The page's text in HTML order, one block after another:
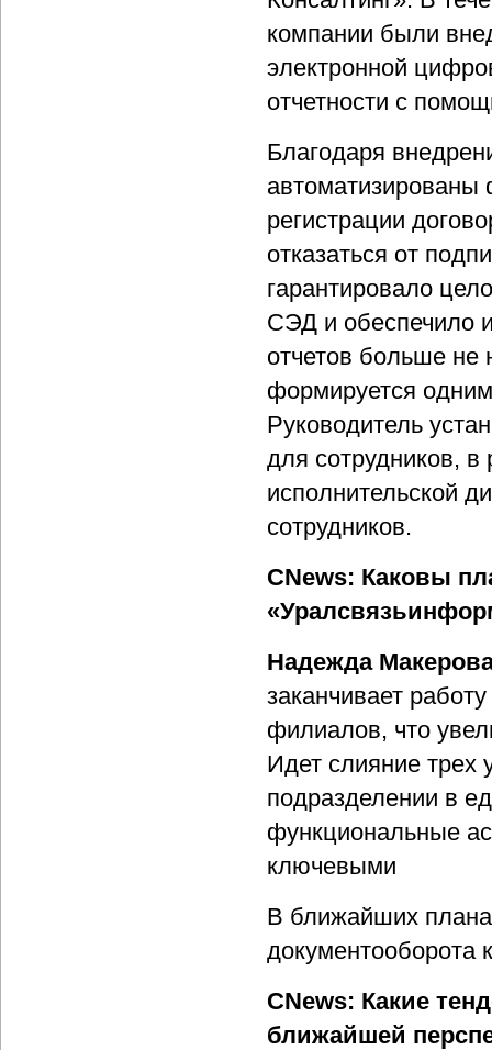
компании были
электронной
отчетности с
Благодаря
автоматизированы
регистрации
отказаться от
гарантировало
СЭД и обеспечило
отчетов больше не
формируется
Руководитель
для сотрудников, в
исполнительской
сотрудников.
CNews: Каковы
Надежда
заканчивает
филиалов, что
Идет слияние трех
подразделении в
функциональные
ключевыми
В ближайших
документооборота
CNews: Какие
ближайшей